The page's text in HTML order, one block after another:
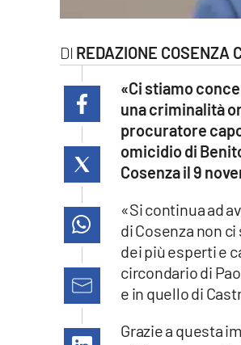
lacitymag.it
cosenzachannel.it
catanzarochannel.it
lacapitalenews.it
REDAZIONE COSENZA
«Ci stiamo
una criminalità
procuratore
omicidio di
Cosenza il 9
«Si continua ad
di Cosenza non
dei più esperti e
circondario di
e in quello di
Grazie a questa